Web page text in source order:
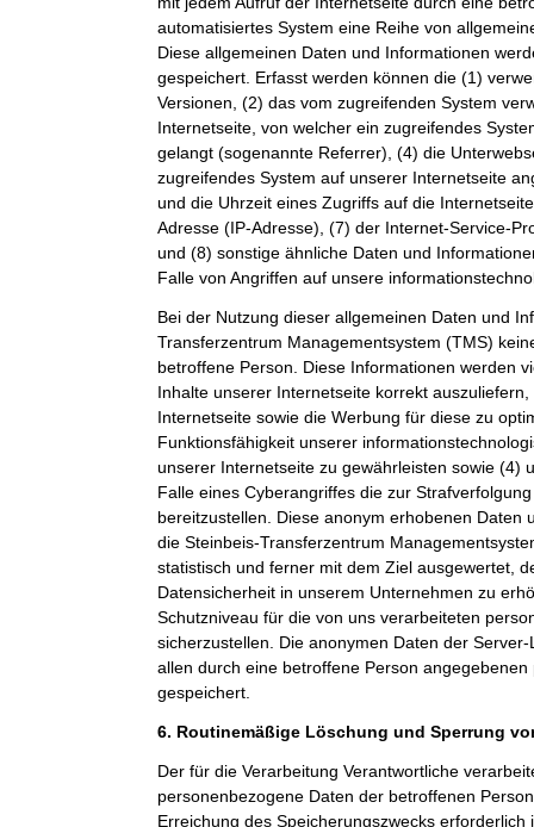
automatisiertes System eine Reihe von
Diese allgemeinen Daten und Informationen
gespeichert. Erfasst werden können die (1)
Versionen, (2) das vom zugreifenden System
Internetseite, von welcher ein zugreifendes
gelangt (sogenannte Referrer), (4) die
zugreifendes System auf unserer Internetseite
und die Uhrzeit eines Zugriffs auf die
Adresse (IP-Adresse), (7) der Internet-Service-
und (8) sonstige ähnliche Daten und
Falle von Angriffen auf unsere
Bei der Nutzung dieser allgemeinen Daten und
Transferzentrum Managementsystem (TMS)
betroffene Person. Diese Informationen werden
Inhalte unserer Internetseite korrekt
Internetseite sowie die Werbung für diese zu
Funktionsfähigkeit unserer
unserer Internetseite zu gewährleisten sowie (4)
Falle eines Cyberangriffes die zur
bereitzustellen. Diese anonym erhobenen Daten
die Steinbeis-Transferzentrum
statistisch und ferner mit dem Ziel ausgewertet,
Datensicherheit in unserem Unternehmen zu
Schutzniveau für die von uns verarbeiteten
sicherzustellen. Die anonymen Daten der
allen durch eine betroffene Person
gespeichert.
6. Routinemäßige Löschung und Sperrung
Der für die Verarbeitung Verantwortliche
personenbezogene Daten der betroffenen
Erreichung des Speicherungszwecks